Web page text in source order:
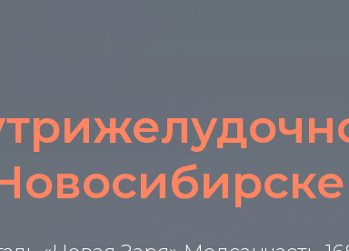
Записаться на заочную консультацию